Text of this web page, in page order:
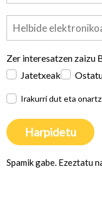
Zer interesatzen zaizu
Jatetxeak
Irakurri dut eta
Harpidetu
Spamik gabe. Ezeztatu